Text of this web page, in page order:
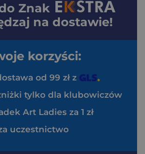
Znak
na dostawie!
korzyści:
od 99 zł z
tylko dla klubowiczów
Art Ladies za 1 zł
uczestnictwo